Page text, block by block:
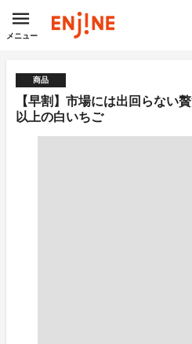
メニュー
商品
【早割】市場には出回らない
以上の白いちご